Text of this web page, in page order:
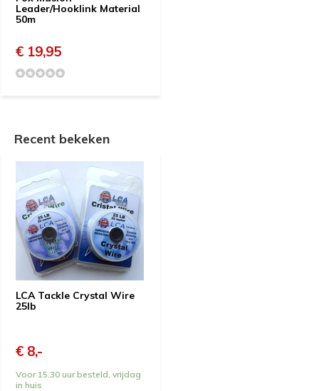
Leader/Hooklink Material
50m
€ 19,95
Recent bekeken
LCA Tackle Crystal Wire
25lb
€ 8,-
Voor 15.30 uur besteld, vrijdag
in huis